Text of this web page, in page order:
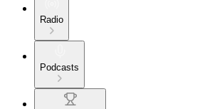
Radio
Podcasts